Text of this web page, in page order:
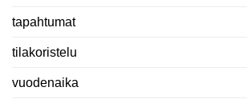
tapahtumat
tilakoristelu
vuodenaika